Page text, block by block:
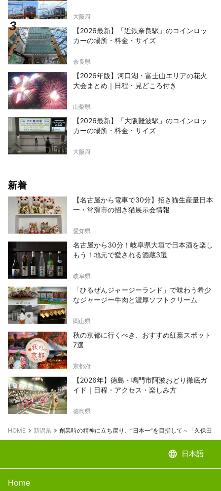
大阪府
【2026最新】「近鉄奈良駅」のコインロッ
カーの場所・料金・サイズ
奈良県
【2026年版】河口湖・富士山エリアの花火
大会まとめ｜日程・見どころ付き
山梨県
【2026最新】「大阪難波駅」のコインロッ
カーの場所・料金・サイズ
大阪府
新着
【名古屋から電車で30分】招き猫生産量日本
一・常滑市の招き猫展示会情報
愛知県
名古屋から30分！岐阜県大垣で日本酒を楽し
もう！地元で愛される酒蔵3選
岐阜県
「ひるぜんジャージーランド」で味わう希少
なジャージー牛肉と濃厚ソフトクリーム
岡山県
秋の京都に行くべき、おすすめ紅葉スポット
7選
京都府
【2026年】徳島・鳴門市阿波おどり徹底ガ
イド｜日程・アクセス・楽しみ方
徳島県
HOME 新潟県 創業時の精神に立ち戻り、“日本一”を目指して～「久保田」
language 日本語
Home